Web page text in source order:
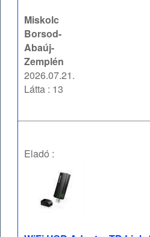
Miskolc
Borsod-
Abaúj-
Zemplén
2026.07.21.
Látta : 13
Eladó :